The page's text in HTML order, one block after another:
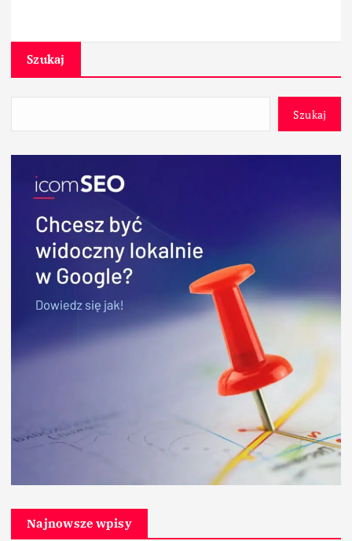
Szukaj
Szukaj
Najnowsze wpisy